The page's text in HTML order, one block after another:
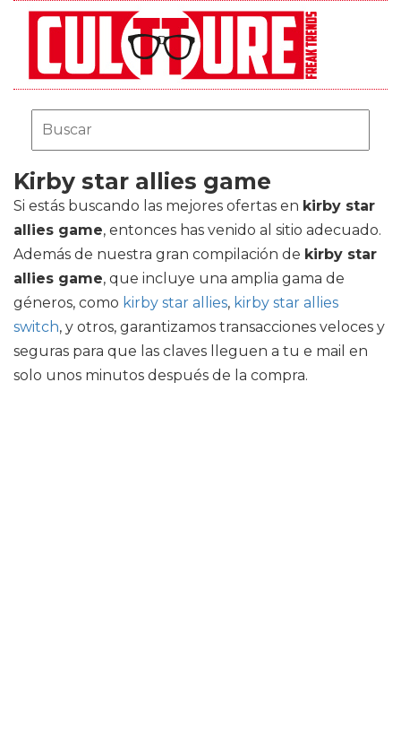
Kirby star allies game
Si estás buscando las mejores ofertas en kirby star
allies game, entonces has venido al sitio adecuado.
Además de nuestra gran compilación de kirby star
allies game, que incluye una amplia gama de
géneros, como kirby star allies, kirby star allies
switch, y otros, garantizamos transacciones veloces y
seguras para que las claves lleguen a tu e mail en
solo unos minutos después de la compra.